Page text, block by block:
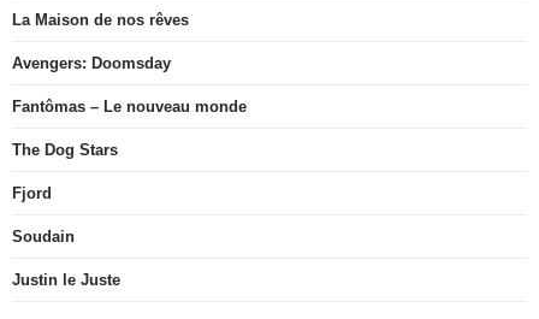
La Maison de nos rêves
Avengers: Doomsday
Fantômas – Le nouveau monde
The Dog Stars
Fjord
Soudain
Justin le Juste